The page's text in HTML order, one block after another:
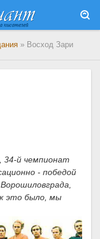
» Восход Зари
34-й чемпионат
- победой
это было, мы